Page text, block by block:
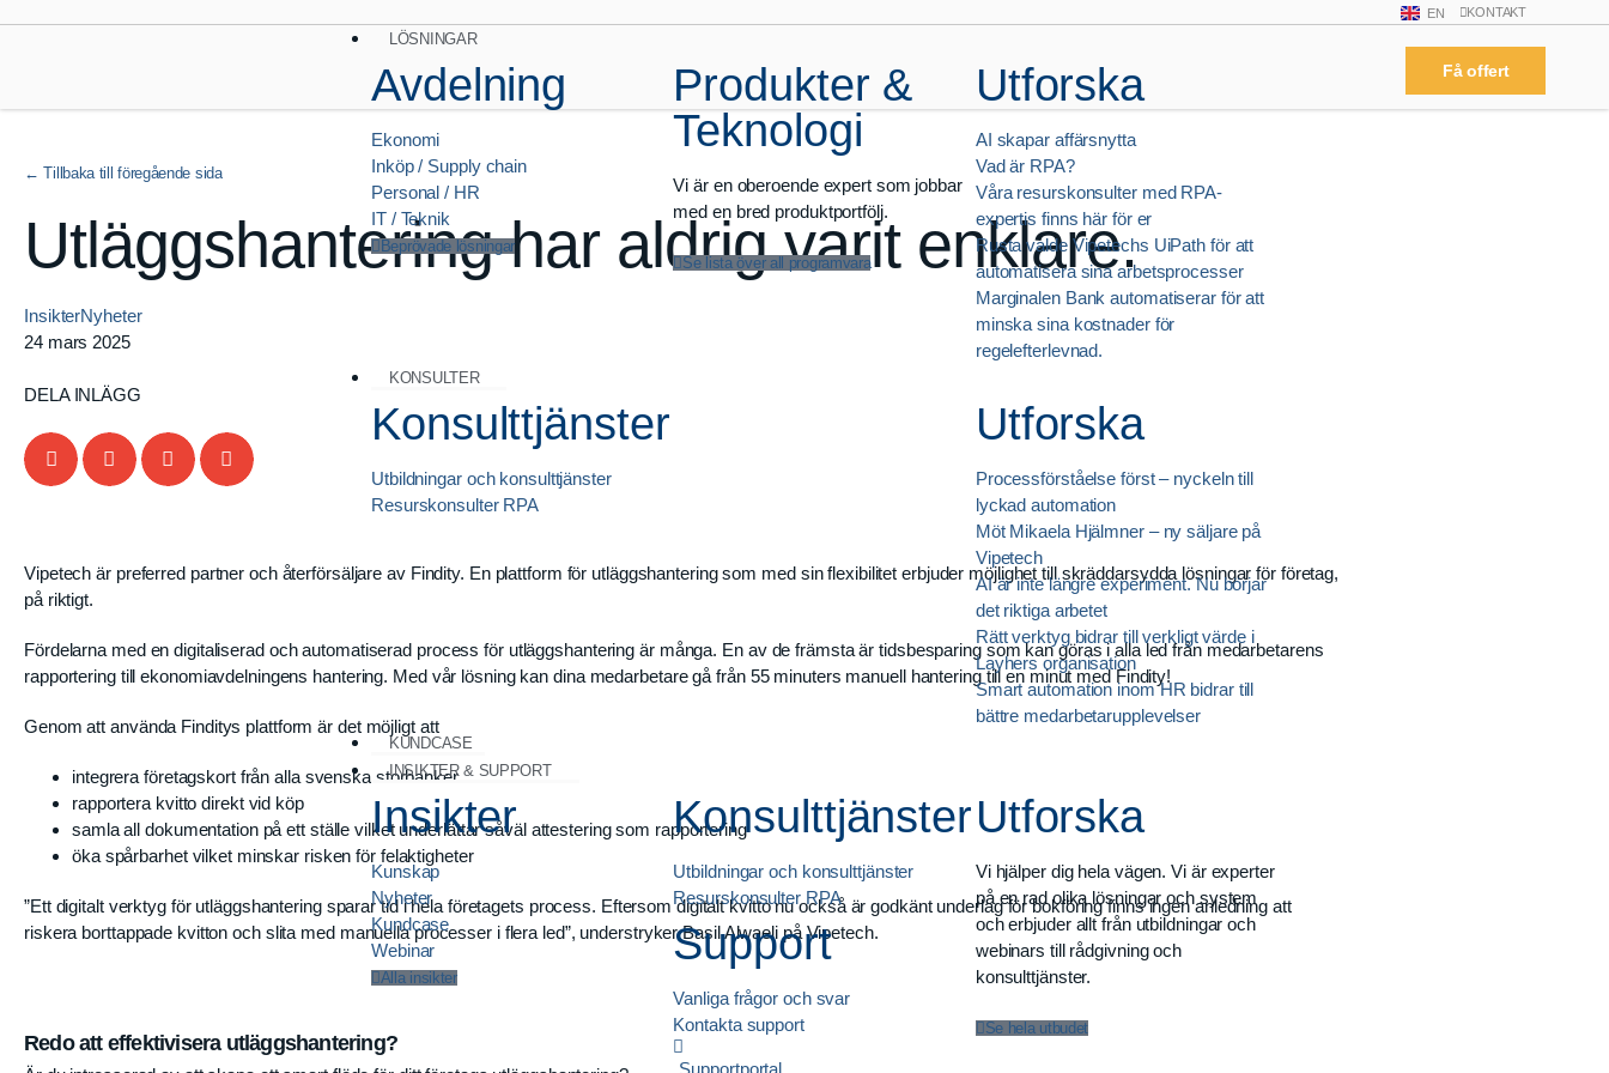
EN KONTAKT
LÖSNINGAR
Avdelning
Ekonomi
Inköp / Supply chain
Personal / HR
IT / Teknik
Beprövade lösningar
Produkter &
Teknologi
Vi är en oberoende expert som jobbar
med en bred produktportfölj.
Se lista över all programvara
Utforska
AI skapar affärsnytta
Vad är RPA?
Våra resurskonsulter med RPA-
expertis finns här för er
Rusta valde Vipetechs UiPath för att
automatisera sina arbetsprocesser
Marginalen Bank automatiserar för att
minska sina kostnader för
regelefterlevnad.
KONSULTER
Konsulttjänster
Utbildningar och konsulttjänster
Resurskonsulter RPA
Utforska
Processförståelse först – nyckeln till
lyckad automation
Möt Mikaela Hjälmner – ny säljare på
Vipetech
AI är inte längre experiment. Nu börjar
det riktiga arbetet
Rätt verktyg bidrar till verkligt värde i
Layhers organisation
Smart automation inom HR bidrar till
bättre medarbetarupplevelser
KUNDCASE
INSIKTER & SUPPORT
Insikter
Kunskap
Nyheter
Kundcase
Webinar
Alla insikter
Konsulttjänster
Utbildningar och konsulttjänster
Resurskonsulter RPA
Support
Vanliga frågor och svar
Kontakta support
Supportportal
Utforska
Vi hjälper dig hela vägen. Vi är experter
på en rad olika lösningar och system
och erbjuder allt från utbildningar och
webinars till rådgivning och
konsulttjänster.
Se hela utbudet
Få offert
Utläggshantering har aldrig varit enklare.
InsikterNyheter
24 mars 2025
DELA INLÄGG
Vipetech är preferred partner och återförsäljare av Findity. En plattform för utläggshantering som med sin flexibilitet erbjuder möjlighet till skräddarsydda lösningar för företag,
på riktigt.
Fördelarna med en digitaliserad och automatiserad process för utläggshantering är många. En av de främsta är tidsbesparing som kan göras i alla led från medarbetarens
rapportering till ekonomiavdelningens hantering. Med vår lösning kan dina medarbetare gå från 55 minuters manuell hantering till en minut med Findity!
Genom att använda Finditys plattform är det möjligt att
integrera företagskort från alla svenska storbanker.
rapportera kvitto direkt vid köp
samla all dokumentation på ett ställe vilket underlättar såväl attestering som rapportering
öka spårbarhet vilket minskar risken för felaktigheter
”Ett digitalt verktyg för utläggshantering sparar tid i hela företagets process. Eftersom digitalt kvitto nu också är godkänt underlag för bokföring finns ingen anledning att
riskera borttappade kvitton och slita med manuella processer i flera led”, understryker Basil Alwaeli på Vipetech.
Redo att effektivisera utläggshantering?